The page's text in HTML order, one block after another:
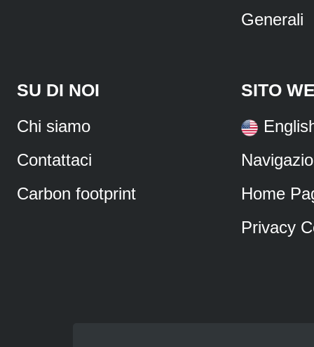
Generali
SU DI NOI
Chi siamo
Contattaci
Carbon footprint
SITO
Home
Privacy